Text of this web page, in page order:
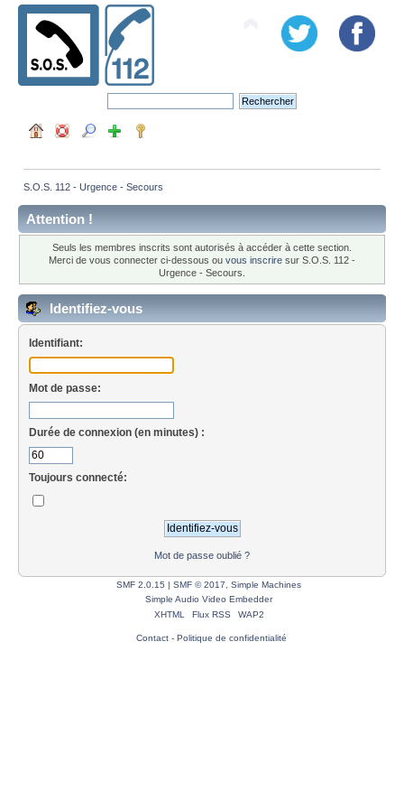
S.O.S. 112 - Urgence - Secours
Attention !
Seuls les membres inscrits sont autorisés à accéder à cette section.
Merci de vous connecter ci-dessous ou vous inscrire sur S.O.S. 112 -
Urgence - Secours.
Identifiez-vous
Identifiant:
Mot de passe:
Durée de connexion (en minutes) :
Toujours connecté:
Mot de passe oublié ?
SMF 2.0.15 | SMF © 2017
Simple Machines
Simple Audio Video Embedder
XHTML
Flux RSS WAP2
Contact- Politique de confidentialité